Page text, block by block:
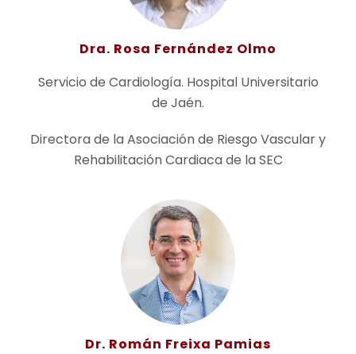
Dra. Rosa Fernández Olmo
Servicio de Cardiología. Hospital Universitario
de Jaén.
Directora de la Asociación de Riesgo Vascular y
Rehabilitación Cardiaca de la SEC
Dr. Román Freixa Pamias